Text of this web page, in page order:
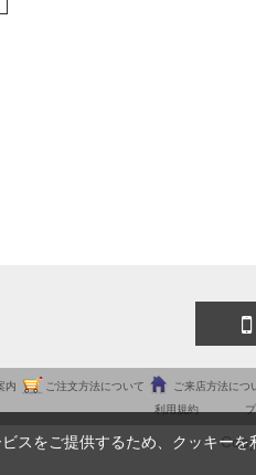
内 ご注文方法について ご来店方法につ
利用規約
スをご提供するため、クッキー